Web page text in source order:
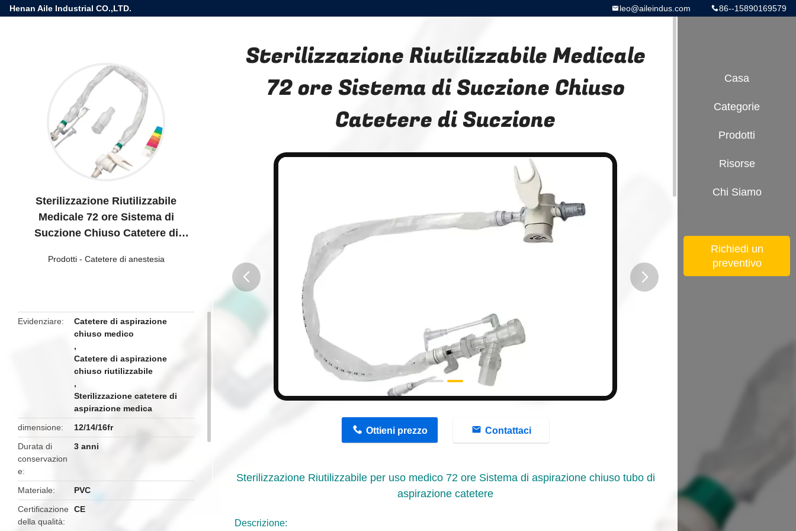
Henan Aile Industrial CO.,LTD. 86--15890169579
leo@aileindus.com
Sterilizzazione Riutilizzabile
Medicale 72 ore Sistema di
Suczione Chiuso Catetere di
Prodotti- Catetere di anestesia
Evidenziare
Catetere di aspirazione
chiuso medico
,
Catetere di aspirazione
chiuso riutilizzabile
,
Sterilizzazione catetere di
aspirazione medica
dimensione
12/14/16fr
Durata di
conservazion
e
3 anni
Materiale
PVC
Certificazione
della qualità
CE
Sterilizzazione Riutilizzabile Medicale
72 ore Sistema di Suczione Chiuso
Catetere di Suczione
button
Ottieni prezzo Contattaci
Sterilizzazione Riutilizzabile per uso medico 72 ore Sistema di aspirazione chiuso tubo di
aspirazione catetere
Descrizione:
Casa
Categorie
Prodotti
Risorse
Chi Siamo
Richiedi un
preventivo